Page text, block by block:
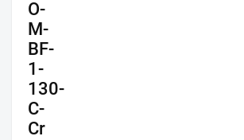
O-
M-
BF-
1-
130-
C-
Cr